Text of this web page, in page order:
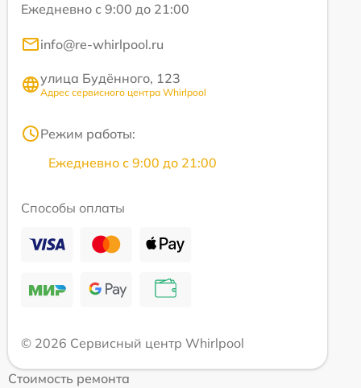
Ежедневно с 9:00 до 21:00
info@re-whirlpool.ru
улица Будённого, 123
Адрес сервисного центра Whirlpool
Режим работы:
Ежедневно с 9:00 до 21:00
Способы оплаты
© 2026 Сервисный центр Whirlpool
Стоимость ремонта